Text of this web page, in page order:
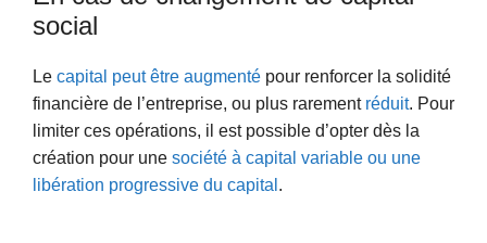
social
Le capital peut être augmenté pour renforcer la solidité
financière de l’entreprise, ou plus rarement réduit. Pour
limiter ces opérations, il est possible d’opter dès la
création pour une société à capital variable ou une
libération progressive du capital .